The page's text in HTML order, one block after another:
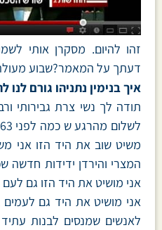
זהו להיום. מסקרן אותי
דעתך על המאמר?שבוע
איך בנימין נתניהו גורם לנו
תודה לך נשי צרת גבירותי
משיט שוב את היד הזו אני
המצרי והירדן ידידות חדשה
אני מושיט את היד הזו גם
אני מושיט את היד גם לעמים
לאנשים שמנסים לבנות